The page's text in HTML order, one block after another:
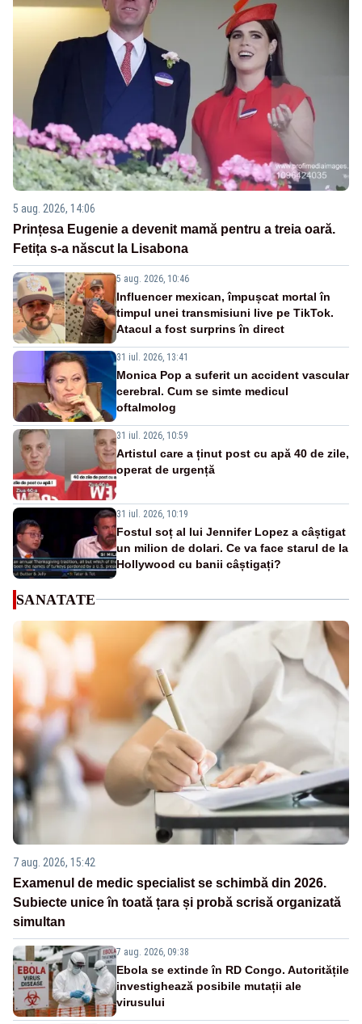
5 aug. 2026, 14:06
Prințesa Eugenie a devenit mamă pentru a treia oară.
Fetița s-a născut la Lisabona
5 aug. 2026, 10:46
Influencer mexican, împușcat mortal în
timpul unei transmisiuni live pe TikTok.
Atacul a fost surprins în direct
31 iul. 2026, 13:41
Monica Pop a suferit un accident vascular
cerebral. Cum se simte medicul
oftalmolog
31 iul. 2026, 10:59
Artistul care a ținut post cu apă 40 de zile,
operat de urgență
31 iul. 2026, 10:19
Fostul soț al lui Jennifer Lopez a câștigat
un milion de dolari. Ce va face starul de la
Hollywood cu banii câștigați?
SANATATE
7 aug. 2026, 15:42
Examenul de medic specialist se schimbă din 2026.
Subiecte unice în toată țara și probă scrisă organizată
simultan
7 aug. 2026, 09:38
Ebola se extinde în RD Congo. Autoritățile
investighează posibile mutații ale
virusului